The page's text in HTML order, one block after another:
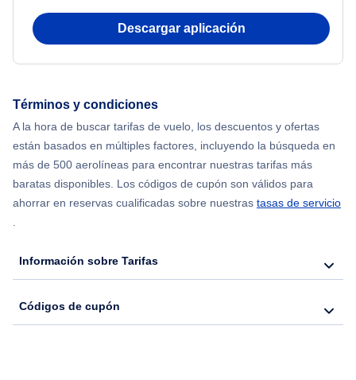
Flights from Nueva York to Atenas
Flights from Shanghai to Nueva York
Flights from Delhi to Nueva York
Flights from Chicago to Delhi
Flights from Nueva York to Seúl
Flights from Nueva York to Barcelona
Descargar aplicación
Términos y condiciones
A la hora de buscar tarifas de vuelo, los descuentos y ofertas
están basados en múltiples factores, incluyendo la búsqueda en
más de 500 aerolíneas para encontrar nuestras tarifas más
baratas disponibles. Los códigos de cupón son válidos para
ahorrar en reservas cualificadas sobre nuestras tasas de servicio
.
Información sobre Tarifas
Códigos de cupón